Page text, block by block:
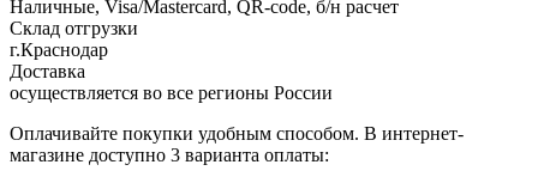
Наличные, Visa/Mastercard, QR-code, б/н расчет
Склад отгрузки
г.Краснодар
Доставка
осуществляется во все регионы России
Оплачивайте покупки удобным способом. В интернет-
магазине доступно 3 варианта оплаты: